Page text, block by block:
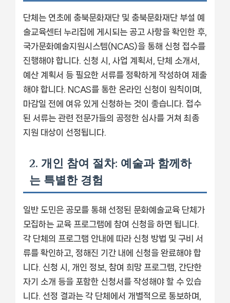
단체는 연초에 충북문화재단 및 충북문화재단 부설 예
술교육센터 누리집에 게시되는 공고 사항을 확인한 후,
국가문화예술지원시스템(NCAS)을 통해 신청 접수를
진행해야 합니다. 신청 시, 사업 계획서, 단체 소개서,
예산 계획서 등 필요한 서류를 정확하게 작성하여 제출
해야 합니다. NCAS를 통한 온라인 신청이 원칙이며,
마감일 전에 여유 있게 신청하는 것이 좋습니다. 접수
된 서류는 관련 전문가들의 공정한 심사를 거쳐 최종
지원 대상이 선정됩니다.
2. 개인 참여 절차: 예술과 함께하
는 특별한 경험
일반 도민은 공모를 통해 선정된 문화예술교육 단체가
모집하는 교육 프로그램에 참여 신청을 하면 됩니다.
각 단체의 프로그램 안내에 따라 신청 방법 및 구비 서
류를 확인하고, 정해진 기간 내에 신청을 완료해야 합
니다. 신청 시, 개인 정보, 참여 희망 프로그램, 간단한
자기 소개 등을 포함한 신청서를 작성해야 할 수 있습
니다. 선정 결과는 각 단체에서 개별적으로 통보하며,